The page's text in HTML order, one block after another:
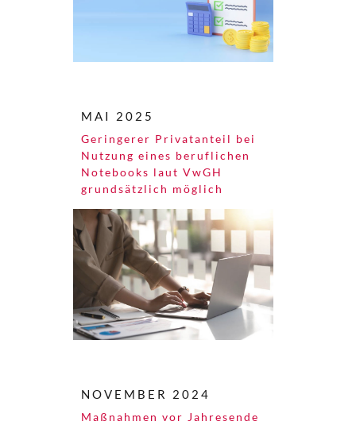
MAI 2025
Geringerer Privatanteil bei
Nutzung eines beruflichen
Notebooks laut VwGH
grundsätzlich möglich
NOVEMBER 2024
Maßnahmen vor Jahresende